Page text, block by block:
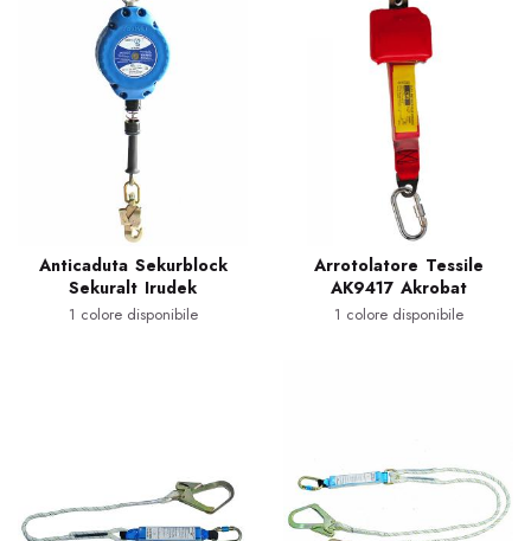
Anticaduta Sekurblock
Sekuralt Irudek
1 colore disponibile
Arrotolatore Tessile
AK9417 Akrobat
1 colore disponibile